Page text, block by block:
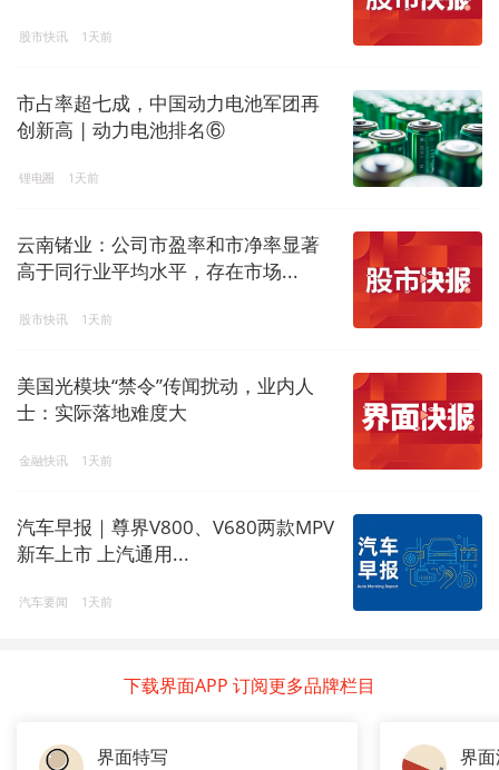
股市快讯 1天前
市占率超七成，中国动力电池军团再
创新高 | 动力电池排名⑥
锂电圈 1天前
云南锗业：公司市盈率和市净率显著
高于同行业平均水平，存在市场...
股市快讯 1天前
美国光模块“禁令”传闻扰动，业内人
士：实际落地难度大
金融快讯 1天前
汽车早报｜尊界V800、V680两款MPV
新车上市 上汽通用...
汽车要闻 1天前
下载界面APP 订阅更多品牌栏目
界面特写 界